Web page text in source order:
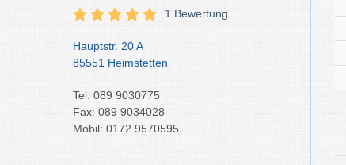
1 Bewertung
Hauptstr. 20 A
85551 Heimstetten
Tel: 089 9030775
Fax: 089 9034028
Mobil: 0172 9570595